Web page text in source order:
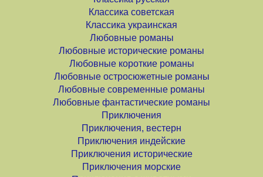
Классика советская
Классика украинская
Любовные романы
Любовные исторические романы
Любовные короткие романы
Любовные остросюжетные романы
Любовные современные романы
Любовные фантастические романы
Приключения
Приключения, вестерн
Приключения индейские
Приключения исторические
Приключения морские